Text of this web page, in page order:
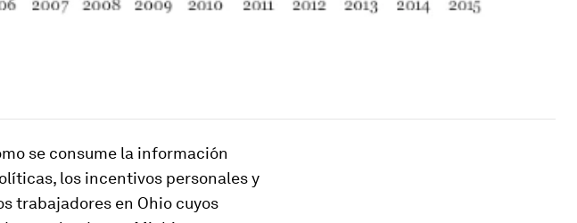
se consume la información
los incentivos personales y
trabajadores en Ohio cuyos